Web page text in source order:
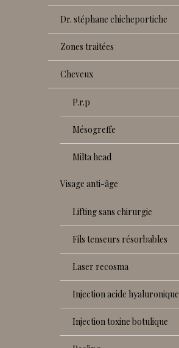
dr. stéphane chicheportiche
zones traitées
cheveux
p.r.p
mésogreffe
milta head
visage anti-âge
lifting sans chirurgie
fils tenseurs résorbables
laser recosma
injection acide hyaluronique
injection toxine botulique